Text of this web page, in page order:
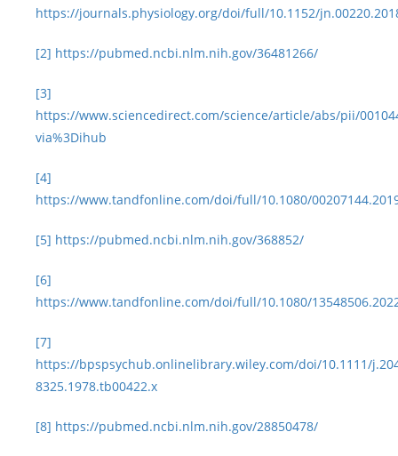
https://journals.physiology.org/doi/full/10.1152/
[2] https://pubmed.ncbi.nlm.nih.gov/36481266/
[3]
https://www.sciencedirect.com/science/article/abs/pii/
via%3Dihub
[4]
https://www.tandfonline.com/doi/full/10.1080/
[5] https://pubmed.ncbi.nlm.nih.gov/368852/
[6]
https://www.tandfonline.com/doi/full/10.1080/
[7]
https://bpspsychub.onlinelibrary.wiley.com/doi/10.1111/
8325.1978.tb00422.x
[8] https://pubmed.ncbi.nlm.nih.gov/28850478/